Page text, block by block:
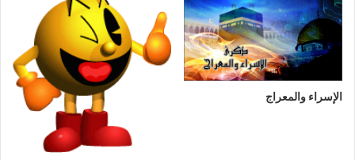
الإسراء والمعراج